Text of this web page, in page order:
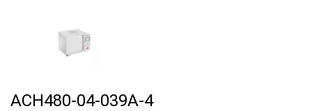
ACH480-04-039A-4